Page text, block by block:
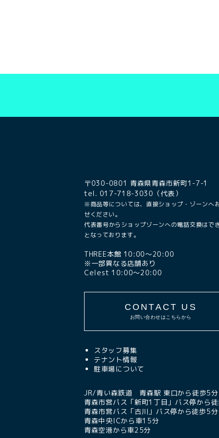
〒030-0801 青森県青森市新町1-7-1
tel. 017-718-3030（代表）
※商品等については、直接ショップ・ゾーンへ
せください。
代表番号からショップゾーンへの電話交換はで
となっております。
THREE本館 10:00〜20:00
※一部異なる店舗あり
Celest 10:00〜20:00
CONTACT US
お問い合わせはこちらから
スタッフ募集
テナント情報
駐車場について
JR/青い森鉄道 青森駅 東口から徒歩5分
青森市営バス「新町1丁目」バス停から
青森市営バス「古川」バス停から徒歩5分
青森中央ICから車15分
青森空港から車25分